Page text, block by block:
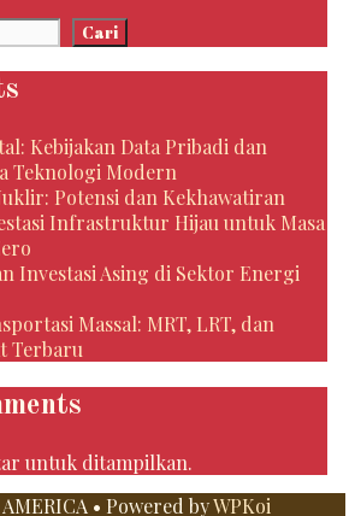
Cari
Kebijakan Data Pribadi dan
Teknologi Modern
Potensi dan Kekhawatiran
Infrastruktur Hijau untuk Masa
Investasi Asing di Sektor Energi
Massal: MRT, LRT, dan
Terbaru
untuk ditampilkan.
• Powered byWPKoi